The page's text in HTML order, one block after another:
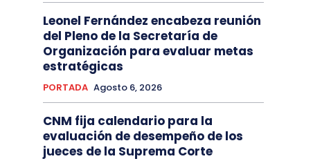
Leonel Fernández encabeza reunión
del Pleno de la Secretaría de
Organización para evaluar metas
estratégicas
PORTADA Agosto 6, 2026
CNM fija calendario para la
evaluación de desempeño de los
jueces de la Suprema Corte